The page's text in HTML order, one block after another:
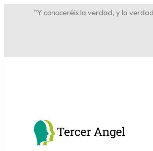
"Y conoceréis la verdad, y la